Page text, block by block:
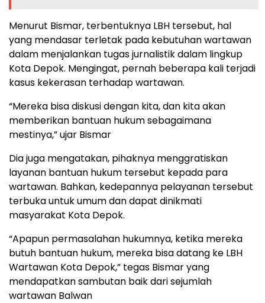
Menurut Bismar, terbentuknya LBH tersebut, hal
yang mendasar terletak pada kebutuhan wartawan
dalam menjalankan tugas jurnalistik dalam lingkup
Kota Depok. Mengingat, pernah beberapa kali terjadi
kasus kekerasan terhadap wartawan.
“Mereka bisa diskusi dengan kita, dan kita akan
memberikan bantuan hukum sebagaimana
mestinya,” ujar Bismar
Dia juga mengatakan, pihaknya menggratiskan
layanan bantuan hukum tersebut kepada para
wartawan. Bahkan, kedepannya pelayanan tersebut
terbuka untuk umum dan dapat dinikmati
masyarakat Kota Depok.
“Apapun permasalahan hukumnya, ketika mereka
butuh bantuan hukum, mereka bisa datang ke LBH
Wartawan Kota Depok,” tegas Bismar yang
mendapatkan sambutan baik dari sejumlah
wartawan Balwan